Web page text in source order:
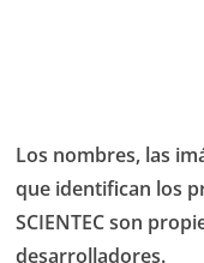
Los nombres, las
que identifican los
SCIENTEC son
desarrolladores.